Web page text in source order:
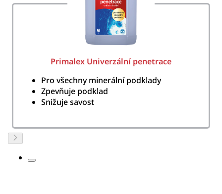
Primalex Univerzální penetrace
Pro všechny minerální podklady
Zpevňuje podklad
Snižuje savost